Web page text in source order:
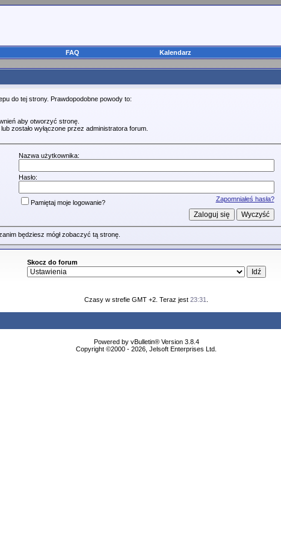
FAQ Kalendarz
do tej strony. Prawdopodobne powody to:
aby otworzyć stronę.
zostało wyłączone przez administratora forum.
Nazwa użytkownika:
Hasło:
Zapomniałeś hasła?
Pamiętaj moje logowanie?
będziesz mógł zobaczyć tą stronę.
Skocz do forum
Czasy w strefie GMT +2. Teraz jest 23:31
Powered by vBulletin® Version 3.8.4
Copyright ©2000 - 2026, Jelsoft Enterprises Ltd.